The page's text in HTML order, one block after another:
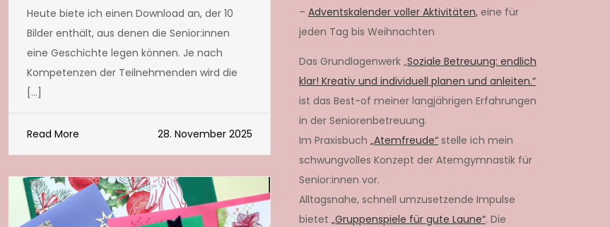
Heute biete ich einen Download an, der 10
Bilder enthält, aus denen die Senior:innen
eine Geschichte legen können. Je nach
Kompetenzen der Teilnehmenden wird die
[…]
Read More 28. November 2025
– Adventskalender voller Aktivitäten, eine für
jeden Tag bis Weihnachten
Das Grundlagenwerk „Soziale Betreuung: endlich
klar! Kreativ und individuell planen und anleiten.“
ist das Best-of meiner langjährigen Erfahrungen
in der Seniorenbetreuung.
Im Praxisbuch „Atemfreude“ stelle ich mein
schwungvolles Konzept der Atemgymnastik für
Senior:innen vor.
Alltagsnahe, schnell umzusetzende Impulse
bietet „Gruppenspiele für gute Laune“. Die